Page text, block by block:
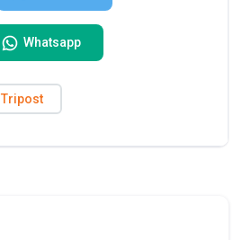
Whatsapp
Tripost